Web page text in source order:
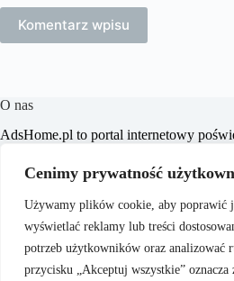
Cenimy prywatność
Używamy plików cookie, aby poprawić
wyświetlać reklamy lub treści
potrzeb użytkowników oraz analizować
przycisku „Akceptuj wszystkie”
Komentarz wpisu
O nas
​AdsHome.pl to portal internetowy
celem jest dostarczanie praktycznych
które pomogą czytelnikom w tworzeniu
stylowych przestrzeni życiowych.